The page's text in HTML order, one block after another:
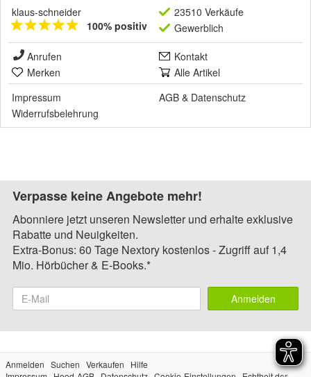
klaus-schneider
100% positiv
23510 Verkäufe
Gewerblich
Anrufen
Kontakt
Merken
Alle Artikel
Impressum
AGB & Datenschutz
Widerrufsbelehrung
Verpasse keine Angebote mehr!
Abonniere jetzt unseren Newsletter und erhalte exklusive
Rabatte und Neuigkeiten.
Extra-Bonus: 60 Tage Nextory kostenlos - Zugriff auf 1,4
Mio. Hörbücher & E-Books.*
Anmelden
Anmelden Suchen Verkaufen
Hilfe